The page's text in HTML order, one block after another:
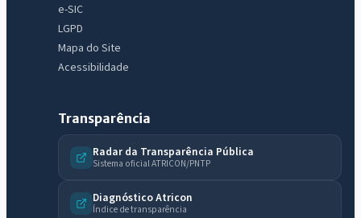
e-SIC
LGPD
Mapa do Site
Acessibilidade
Transparência
Radar da Transparência Pública
Sistema oficial ATRICON/PNTP
Diagnóstico Atricon
Índice de transparência
IntGest AI
Assistente do Portal